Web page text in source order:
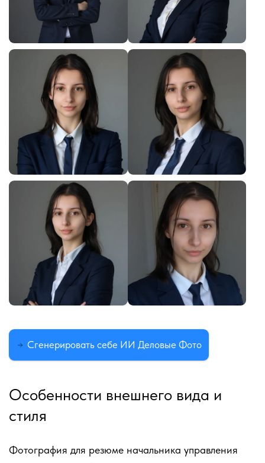
Сгенерировать себе ИИ Деловые Фото
Особенности внешнего вида и
стиля
Фотография для резюме начальника управления